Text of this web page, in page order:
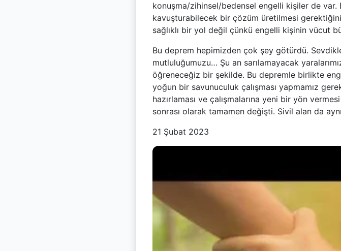
konuşma/zihinsel/bedensel engelli kişiler de var.
kavuşturabilecek bir çözüm üretilmesi
sağlıklı bir yol değil çünkü engelli kişinin vücut
Bu deprem hepimizden çok şey götürdü.
mutluluğumuzu… Şu an sarılamayacak
öğreneceğiz bir şekilde. Bu depremle birlikte
yoğun bir savunuculuk çalışması yapmamız
hazırlaması ve çalışmalarına yeni bir yön
sonrası olarak tamamen değişti. Sivil alan da
21 Şubat 2023